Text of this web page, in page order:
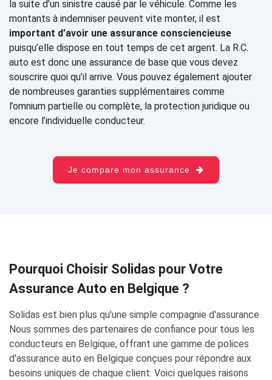
la suite d’un sinistre causé par le véhicule. Comme les
montants à indemniser peuvent vite monter, il est
important d’avoir une assurance consciencieuse
puisqu’elle dispose en tout temps de cet argent. La R.C.
auto est donc une assurance de base que vous devez
souscrire quoi qu’il arrive. Vous pouvez également ajouter
de nombreuses garanties supplémentaires comme
l’omnium partielle ou complète, la protection juridique ou
encore l’individuelle conducteur.
Je compare mon assurance
Pourquoi Choisir Solidas pour Votre
Assurance Auto en Belgique ?
Solidas est bien plus qu'une simple compagnie d'assurance.
Nous sommes des partenaires de confiance pour tous les
conducteurs en Belgique, offrant une gamme de polices
d'assurance auto en Belgique conçues pour répondre aux
besoins uniques de chaque client. Voici quelques raisons